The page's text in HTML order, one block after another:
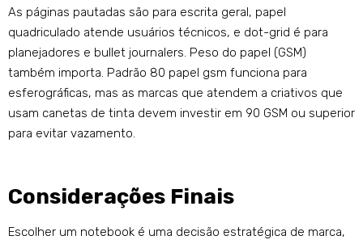
As páginas pautadas são para escrita geral, papel
quadriculado atende usuários técnicos, e dot-grid é para
planejadores e bullet journalers. Peso do papel (GSM)
também importa. Padrão 80 papel gsm funciona para
esferográficas, mas as marcas que atendem a criativos que
usam canetas de tinta devem investir em 90 GSM ou superior
para evitar vazamento.
Considerações Finais
Escolher um notebook é uma decisão estratégica de marca,